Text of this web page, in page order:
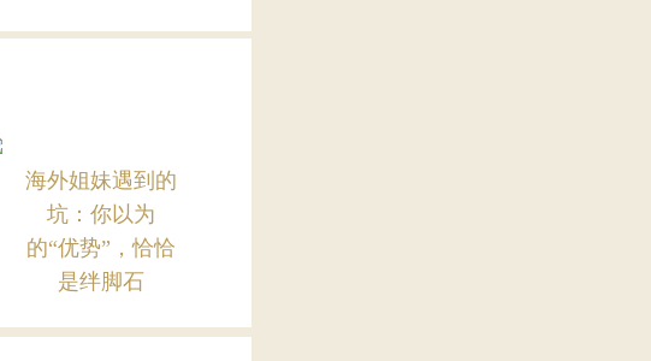
海外姐妹遇到的
坑：你以为
的“优势”，恰恰
是绊脚石